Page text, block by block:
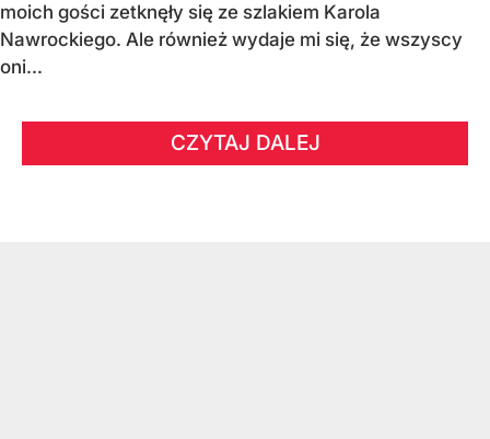
moich gości zetknęły się ze szlakiem Karola
Nawrockiego. Ale również wydaje mi się, że wszyscy
oni...
CZYTAJ DALEJ